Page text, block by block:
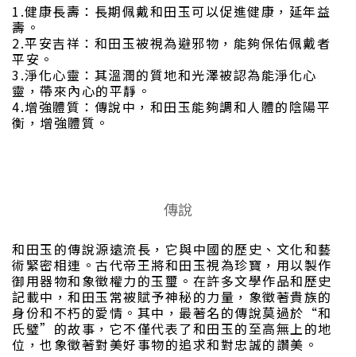
1.健康長壽：長期佩戴和田玉可以促進健康，延年益
壽。
2.平安吉祥：和田玉被視為避邪物，能夠保佑佩戴者
平安。
3.淨化心靈：其溫潤的質地和光澤被認為能淨化心
靈，帶來內心的平靜。
4.增強體質：傳說中，和田玉能夠調和人體的陰陽平
衡，增強體質。
傳說
和田玉的傳說源遠流長，它與中國的歷史、文化和藝
術緊密相連。古代帝王將和田玉視為珍寶，用以製作
御用器物和象徵權力的玉璽。在許多文學作品和歷史
記載中，和田玉常被賦予神秘的力量，象徵著貴族的
身份和不朽的愛情。其中，最著名的傳說莫過於“和
氏璧”的故事，它不僅代表了和田玉的至高無上的地
位，也象徵著對美好事物的追求和對忠誠的讚美。